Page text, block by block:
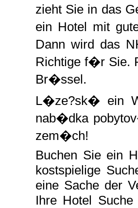
zieht Sie in das
ein Hotel mit
Dann wird das
Richtige f�r Sie.
Br�ssel.
L�ze?sk� ein
nab�dka
zem�ch!
Buchen Sie ein
kostspielige
eine Sache der
Ihre Hotel